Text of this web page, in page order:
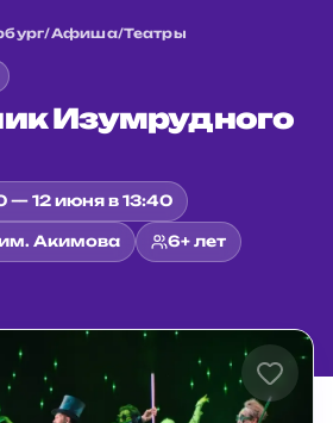
/Афиша/Театры
Изумрудного
— 12 июня в 13:40
Акимова 6+ лет